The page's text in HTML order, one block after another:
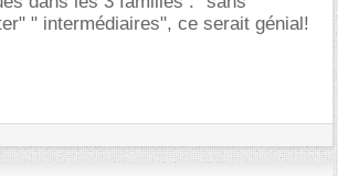
" intermédiaires", ce serait génial!